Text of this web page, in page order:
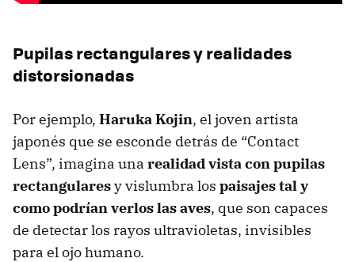
Pupilas rectangulares y realidades
distorsionadas
Por ejemplo, Haruka Kojin, el joven artista
japonés que se esconde detrás de “Contact
Lens”, imagina una realidad vista con pupilas
rectangularesy vislumbra los paisajes tal y
como podrían verlos las aves, que son capaces
de detectar los rayos ultravioletas, invisibles
para el ojo humano.